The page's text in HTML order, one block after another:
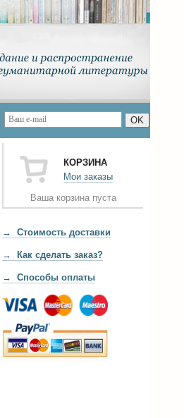
OK
КОРЗИНА
Мои заказы
Ваша корзина пуста
→ Стоимость доставки
→ Как сделать заказ?
→ Способы оплаты